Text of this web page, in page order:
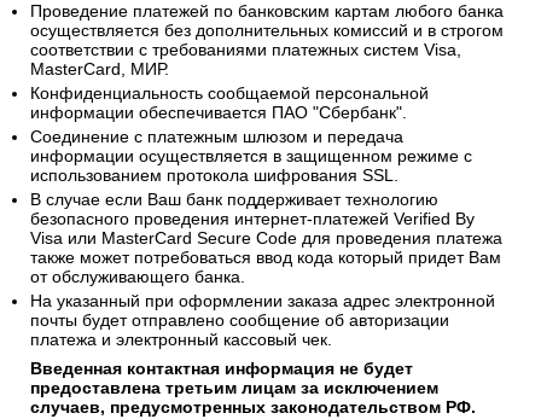
Проведение платежей по банковским картам любого банка
осуществляется без дополнительных комиссий и в строгом
соответствии с требованиями платежных систем Visa,
MasterCard, МИР.
Конфиденциальность сообщаемой персональной
информации обеспечивается ПАО "Сбербанк".
Соединение с платежным шлюзом и передача
информации осуществляется в защищенном режиме с
использованием протокола шифрования SSL.
В случае если Ваш банк поддерживает технологию
безопасного проведения интернет-платежей Verified By
Visa или MasterCard Secure Code для проведения платежа
также может потребоваться ввод кода который придет Вам
от обслуживающего банка.
На указанный при оформлении заказа адрес электронной
почты будет отправлено сообщение об авторизации
платежа и электронный кассовый чек.
Введенная контактная информация не будет
предоставлена третьим лицам за исключением
случаев, предусмотренных законодательством РФ.